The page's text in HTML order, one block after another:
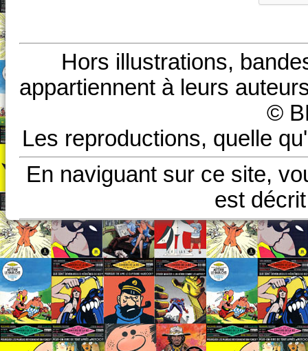
Hors illustrations,
appartiennent à leurs
©
Les reproductions, quelle
En naviguant sur ce site,
est